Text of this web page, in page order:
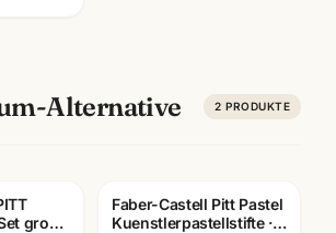
Alternative 2 PRODUKTE
gross
Faber-Castell Pitt Pastel
Kuenstlerpastellstifte ·